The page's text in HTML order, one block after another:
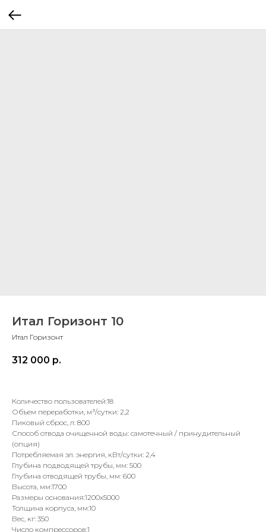
Итал Горизонт 10
Итал Горизонт
312 000 р.
Количество пользователей:18
Объем переработки, м³/сутки: 2,2
Пиковый сброс, л: 800
Способ отвода очищенной воды: самотечный / принудительный
(опция)
Потребляемая эл. энергия, кВт/сутки: 2,4
Глубина подводящей трубы, мм: 500
Глубина отводящей трубы, мм: 600
Высота, мм:1700
Размеры основания:1200x5000
Толщина корпуса, мм:10
Вес, кг: 350
Число компрессоров:1